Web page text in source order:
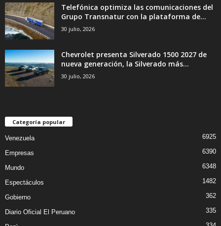
Telefónica optimiza las comunicaciones del
Grupo Transnatur con la plataforma de...
30 julio, 2026
Chevrolet presenta Silverado 1500 2027 de
nueva generación, la Silverado más...
30 julio, 2026
Categoría popular
Venezuela 6925
Empresas 6390
Mundo 6348
Espectáculos 1482
Gobierno 362
Diario Oficial El Peruano 335